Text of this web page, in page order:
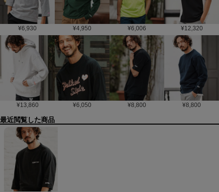
¥6,930 ¥4,950 ¥6,006 ¥12,320
¥13,860 ¥6,050 ¥8,800 ¥8,800
最近閲覧した商品